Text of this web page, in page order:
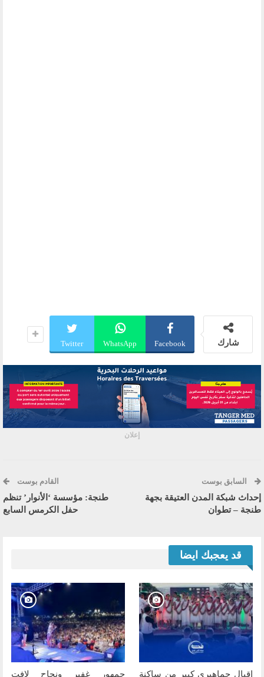
شارك Facebook
WhatsApp
Twitter
إعلان
السابق بوست
إحداث شبكة المدن العتيقة بجهة
طنجة – تطوان
القادم بوست
طنجة: مؤسسة ‘الأنوار’ تنظم
حفل الكرمس السابع
قد يعجبك ايضا
إقبال جماهيري كبير من ساكنة
جمهور غفير ونجاح لافت